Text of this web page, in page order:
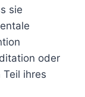
sie
oder
ihres